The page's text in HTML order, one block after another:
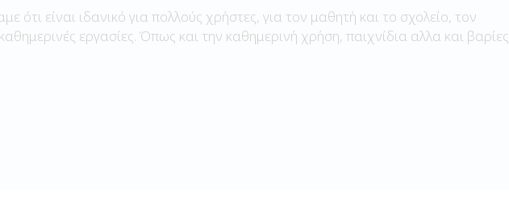
ότι είναι ιδανικό για πολλούς χρήστες, για τον μαθητή και το σχολείο, τον
εργασίες. Όπως και την καθημερινή χρήση, παιχνίδια αλλα και βαρίες